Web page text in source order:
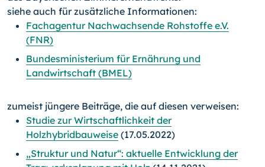
siehe auch für zusätzliche Informationen:
Fachagentur Nachwachsende Rohstoffe e.V.
(FNR)
Bundesministerium für Ernährung und
Landwirtschaft (BMEL)
zumeist jüngere Beiträge, die auf diesen verweisen:
Studie zur Wirtschaftlichkeit der
Holzhybridbauweise (17.05.2022)
„Struktur und Natur“: aktuelle Entwicklung der